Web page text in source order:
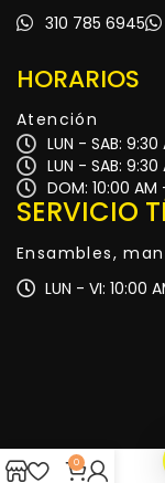
310 785 6945
HORARIOS
Atención
LUN - SAB:
LUN - SAB:
DOM: 10:00
SERVICIO
Ensambles,
LUN - VI: 10:00
0